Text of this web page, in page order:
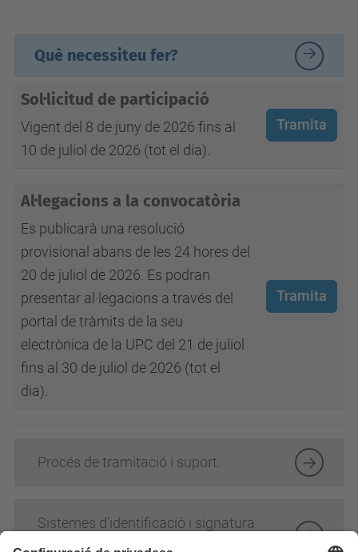
Què necessiteu fer?
Sol·licitud de participació
Vigent del 8 de juny de 2026 fins al
10 de juliol de 2026 (tot el dia).
Tramita
Al·legacions a la convocatòria
Es publicarà una resolució
provisional abans de les 24 hores del
20 de juliol de 2026. Es podran
presentar al·legacions a través del
portal de tràmits de la seu
electrònica de la UPC del 21 de juliol
fins al 30 de juliol de 2026 (tot el
dia).
Tramita
Procés de tramitació i suport.
Sistemes d'identificació i signatura
electrònica.